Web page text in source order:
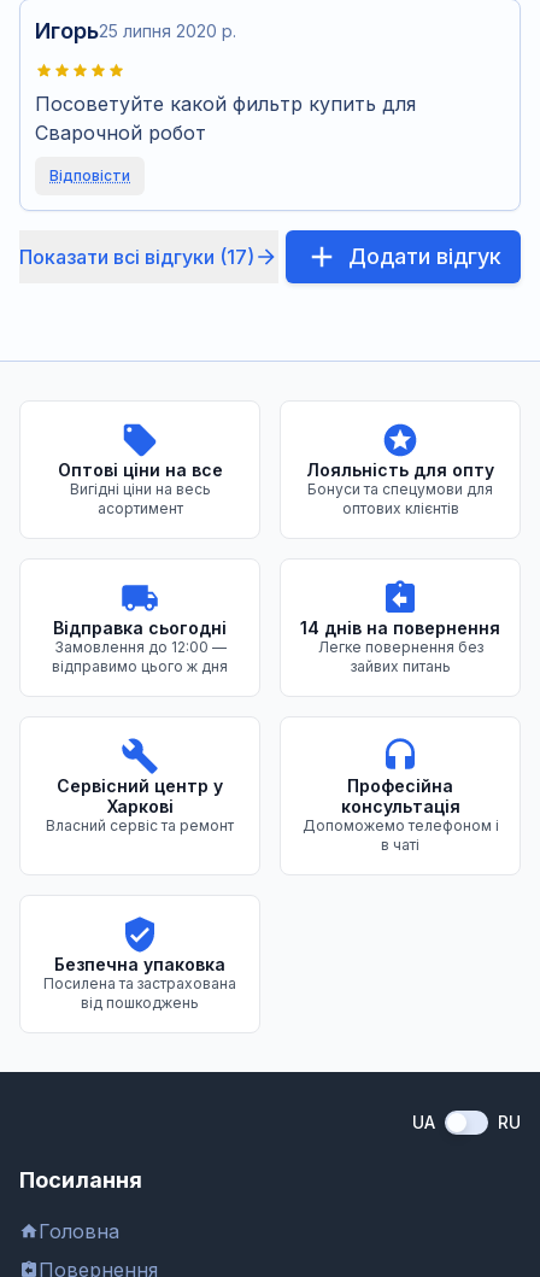
Игорь25 липня 2020 р.
Посоветуйте какой фильтр купить для
Сварочной робот
Відповісти
Показати всі відгуки (17) Додати відгук
Переваги нашого магазину
Оптові ціни на все
Вигідні ціни на весь
асортимент
Лояльність для опту
Бонуси та спецумови для
оптових клієнтів
Відправка сьогодні
Замовлення до 12:00 —
відправимо цього ж дня
14 днів на повернення
Легке повернення без
зайвих питань
Сервісний центр у
Харкові
Власний сервіс та ремонт
Професійна
консультація
Допоможемо телефоном і
в чаті
Безпечна упаковка
Посилена та застрахована
від пошкоджень
UA RU
Посилання
Головна
Повернення